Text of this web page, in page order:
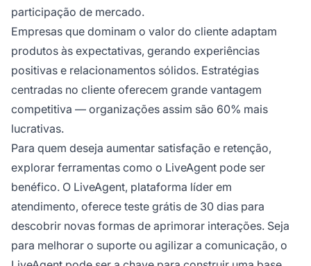
participação de mercado.
Empresas que dominam o valor do cliente adaptam
produtos às expectativas, gerando experiências
positivas e relacionamentos sólidos. Estratégias
centradas no cliente oferecem grande vantagem
competitiva — organizações assim são 60% mais
lucrativas.
Para quem deseja aumentar satisfação e retenção,
explorar ferramentas como o LiveAgent pode ser
benéfico. O LiveAgent, plataforma líder em
atendimento, oferece teste grátis de 30 dias para
descobrir novas formas de aprimorar interações. Seja
para melhorar o suporte ou agilizar a comunicação, o